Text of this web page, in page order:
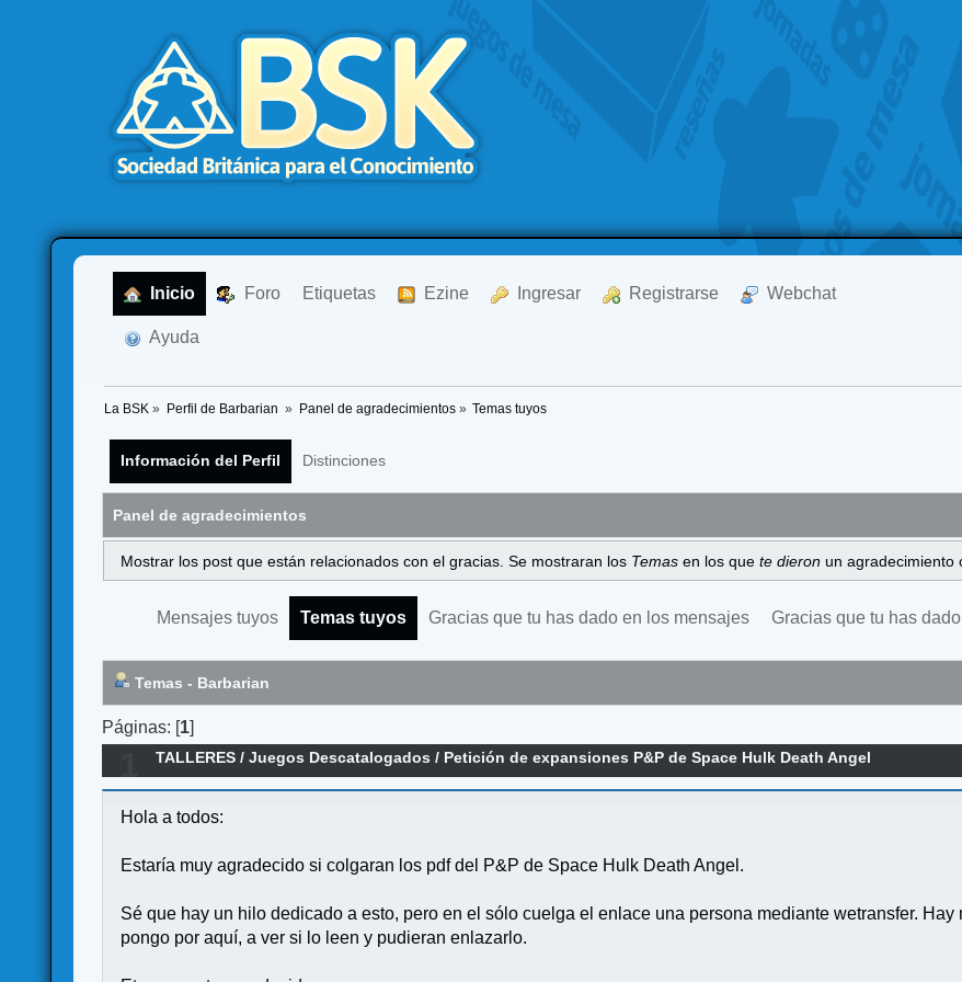
Inicio Foro Etiquetas Ezine Ingresar Registrarse Webchat
Ayuda
La BSK » Perfil de Barbarian » Panel de agradecimientos» Temas tuyos
Información del Perfil Distinciones
Panel de agradecimientos
Mostrar los post que están relacionados con el gracias. Se mostraran los Temas en los que te dieron un agradecimiento
Mensajes tuyos Temas tuyos Gracias que tu has dado en los mensajes Gracias que tu has
Temas - Barbarian
Páginas: [1]
TALLERES /Juegos Descatalogados / Petición de expansiones P&P de Space Hulk Death Angel
Hola a todos:
Estaría muy agradecido si colgaran los pdf del P&P de Space Hulk Death Angel.
Sé que hay un hilo dedicado a esto, pero en el sólo cuelga el enlace una persona mediante wetransfer.
pongo por aquí, a ver si lo leen y pudieran enlazarlo.